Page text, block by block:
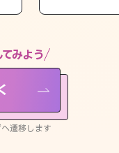
みよう
遷移します